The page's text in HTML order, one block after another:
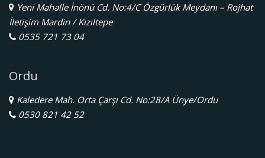
Yeni Mahalle İnönü Cd. No:4/C Özgürlük Meydanı – Rojhat
İletişim Mardin / Kızıltepe
0535 721 73 04
Ordu
Kaledere Mah. Orta Çarşı Cd. No:28/A Ünye/Ordu
0530 821 42 52